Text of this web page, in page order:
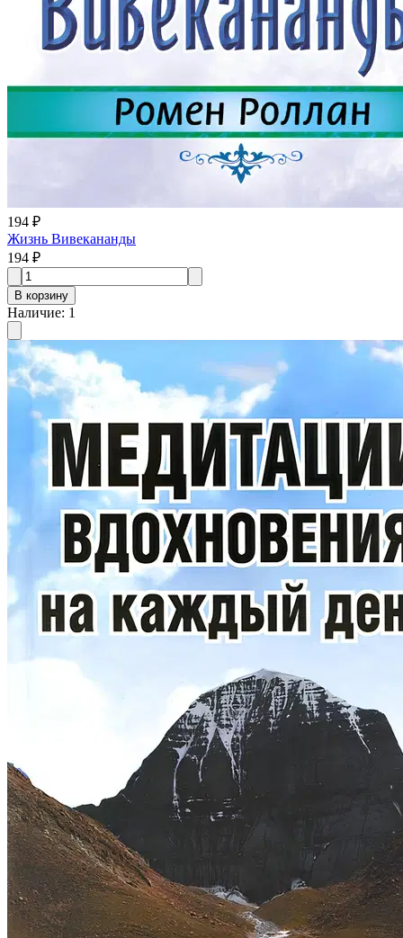
194 ₽
Жизнь Вивекананды
194 ₽
В корзину
Наличие: 1